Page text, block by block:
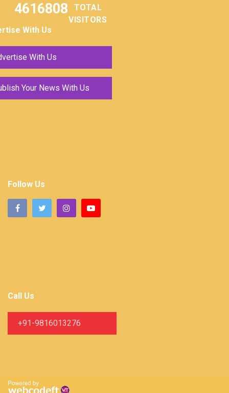
4616808
TOTAL
VISITORS
With Us
With Us
Your News With Us
Follow Us
Call Us
+91-9816013276